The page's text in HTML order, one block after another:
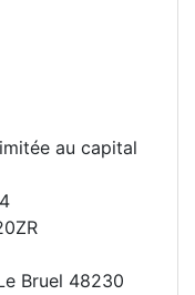
au capital
Bruel 48230